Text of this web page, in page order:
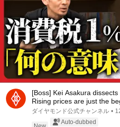
[Boss] Kei Asakura
Rising prices are just the
ダイヤモンド公式チャンネル •
Auto-dubbed